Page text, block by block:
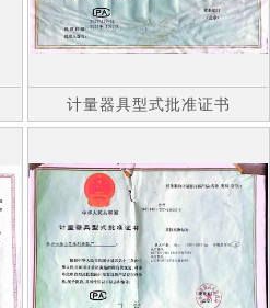
计量器具型式批准证书